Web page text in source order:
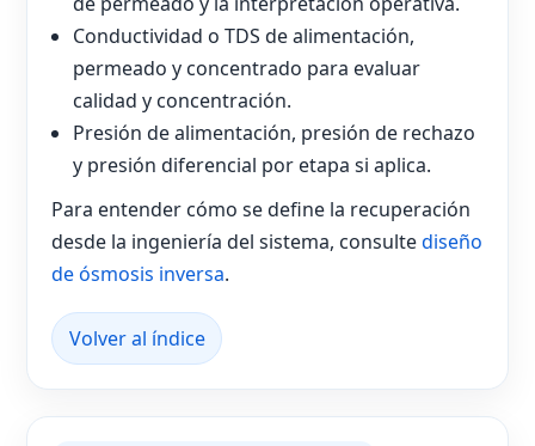
Conductividad o TDS de alimentación,
permeado y concentrado para evaluar
calidad y concentración.
Presión de alimentación, presión de rechazo
y presión diferencial por etapa si aplica.
Para entender cómo se define la recuperación
desde la ingeniería del sistema, consultediseño
de ósmosis inversa.
Volver al índice